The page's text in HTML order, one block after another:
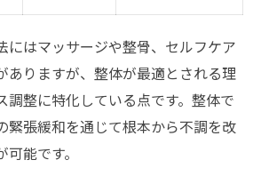
産前産後の身体がどう変わる？
体による骨盤矯正の体感変化を
もたらす産前産後のメリット
骨盤ケアが日常生活に与える影
にはマッサージや整骨、セルフケア
ありますが、整体が最適とされる理
調整に特化している点です。整体で
緊張緩和を通じて根本から不調を改
能です。